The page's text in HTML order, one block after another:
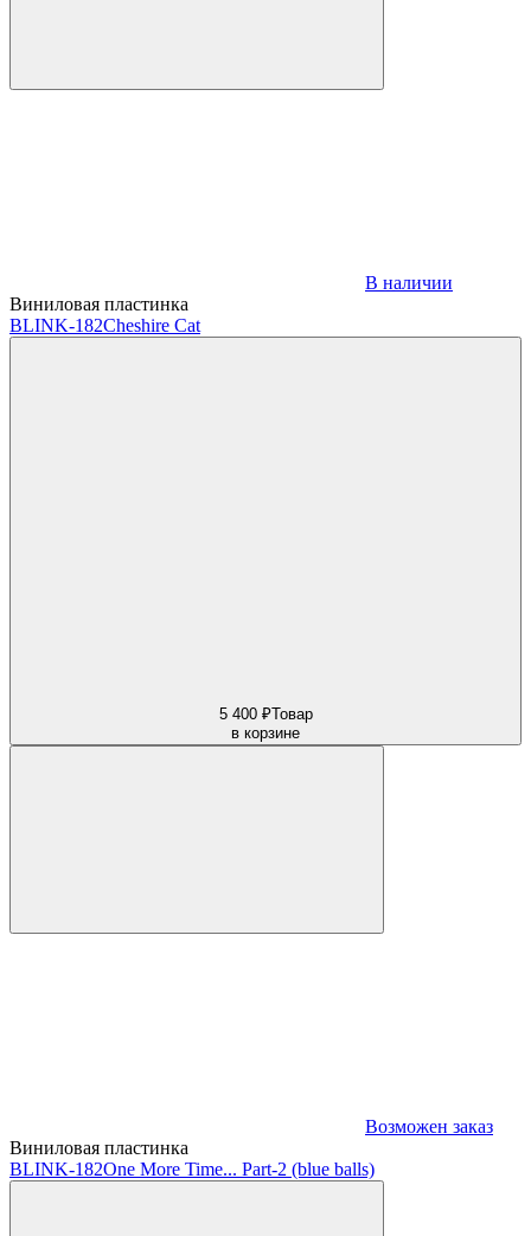
В наличии
Виниловая пластинка
BLINK-182Cheshire Cat
5 400 ₽Товар
в корзине
Возможен заказ
Виниловая пластинка
BLINK-182One More Time... Part-2 (blue balls)